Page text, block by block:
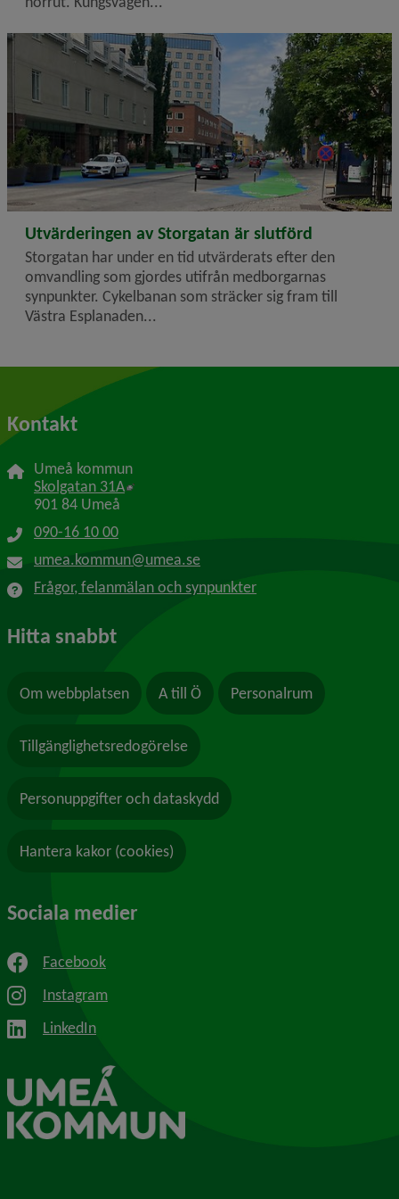
2024-10-02
Utvärderingen av Storgatan är slutförd
Storgatan har under en tid utvärderats efter den
omvandling som gjordes utifrån medborgarnas
synpunkter. Cykelbanan som sträcker sig fram till
Västra Esplanaden...
Kontakt
Umeå kommun
Skolgatan 31A Länk till annan webbplats, öppnas i nytt
901 84 Umeå
090-16 10 00
umea.kommun@umea.se
Frågor, felanmälan och synpunkter
Hitta snabbt
Om webbplatsen A till Ö Personalrum
Tillgänglighetsredogörelse
Personuppgifter och dataskydd
Hantera kakor (cookies)
Sociala medier
Facebook
Instagram
LinkedIn